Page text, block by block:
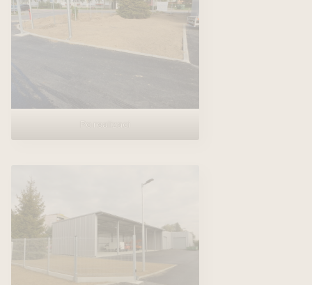
Po realizaci